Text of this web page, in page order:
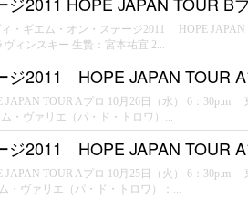
・ギエム・オン・ステージ2011 HOPE JAPAN
ィンスキー 生贄：宮本祐宜 2...
ジ2011 HOPE JAPAN TOUR
TOUR Aプロ 10月26日（水） 6：30p.m.
・ヴァリエ（パ・ド・トロワ）...
ジ2011 HOPE JAPAN TOUR
TOUR Aプロ 10月25日（火） 6：30p.m.
・ヴァリエ（パ・ド・トロワ）：...